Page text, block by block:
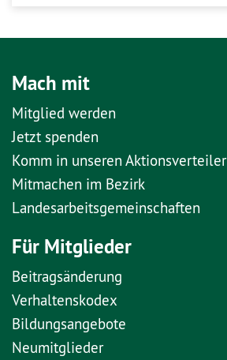
Mach mit
Mitglied werden
Jetzt spenden
Komm in unseren Aktionsverteiler
Mitmachen im Bezirk
Landesarbeitsgemeinschaften
Für Mitglieder
Beitragsänderung
Verhaltenskodex
Bildungsangebote
Neumitglieder